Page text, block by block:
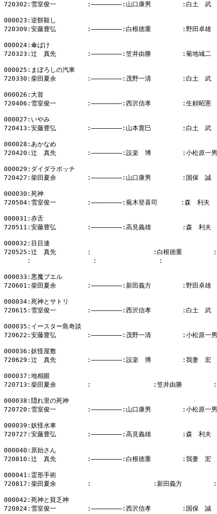
720302:雪室俊一        :――――――――:山口康男        :白土　武
000023:逆餅殺し
720309:安藤豊弘        :――――――――:白根徳重        :野田卓雄
000024:傘ばけ
720323:辻　真先        :――――――――:笠井由勝        :菊地城二
000025:まぼろしの汽車
720330:柴田夏余        :――――――――:茂野一清        :白土　武
000026:大首
720406:雪室俊一        :――――――――:西沢信孝        :生頼昭憲
000027:いやみ
720413:安藤豊弘        :――――――――:山本寛巳        :白土　武
000028:あかなめ
720420:辻　真先        :――――――――:設楽　博        :小松原一男
000029:ダイダラボッチ
720427:柴田夏余        :――――――――:山口康男        :国保　誠
000030:死神
720504:雪室俊一        :――――――――:蕪木登喜司      :森　利夫
000031:赤舌
720511:安藤豊弘        :――――――――:高見義雄        :森　利夫
000032:目目連
720525:辻　真先        :                :白根徳重        :我
:                :                :
000033:悪魔ブエル
720601:柴田夏余        :――――――――:新田義方        :野田卓雄
000034:死神とサトリ
720615:雪室俊一        :――――――――:西沢信孝        :白土　武
000035:イースター島奇談
720622:安藤豊弘        :――――――――:茂野一清        :小松原一男
000036:妖怪屋敷
720629:辻　真先        :――――――――:設楽　博        :我妻　宏
000037:地相眼
720713:柴田夏余        :                :笠井由勝        :生
000038:隠れ里の死神
720720:雪室俊一        :――――――――:山口康男        :小松原一男
000039:妖怪水車
720727:安藤豊弘        :――――――――:高見義雄        :森　利夫
000040:原始さん
720810:辻　真先        :――――――――:白根徳重        :我妻　宏
000041:霊形手術
720817:柴田夏余        :                :新田義方        :小
000042:死神と貧乏神
720824:雪室俊一        :――――――――:西沢信孝        :国保　誠